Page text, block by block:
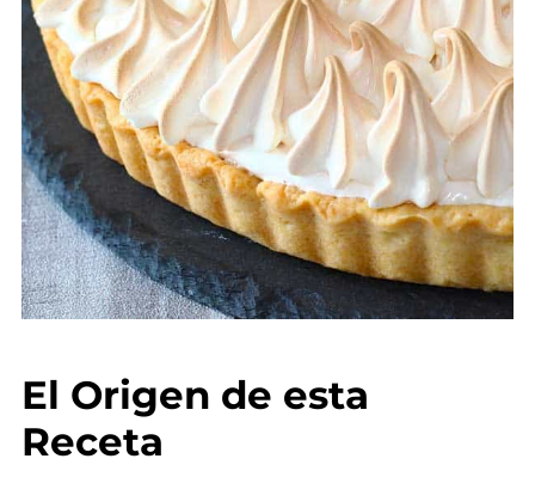
El Origen de esta
Receta